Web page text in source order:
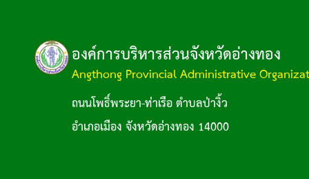
องค์การบริหารส่วนจังหวัดอ่างทอง
Angthong Provincial Administrative
ถนนโพธิ์พระยา-ท่าเรือ ตำบลป่างิ้ว
อำเภอเมือง จังหวัดอ่างทอง 14000